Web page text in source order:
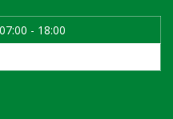
07:00 - 18:00